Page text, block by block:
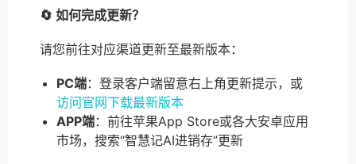
🔄 如何完成更新？
请您前往对应渠道更新至最新版本：
PC端：登录客户端留意右上角更新提示，或
访问官网下载最新版本
APP端：前往苹果App Store或各大安卓应用
市场，搜索“智慧记AI进销存”更新